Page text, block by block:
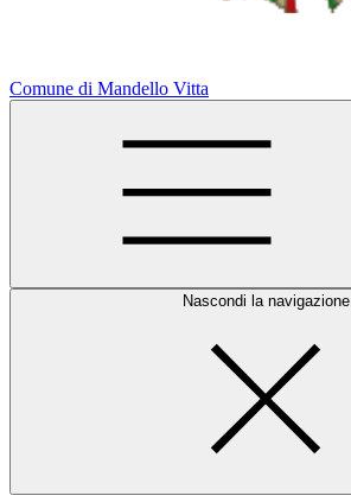
Comune di Mandello Vitta
Nascondi la navigazione